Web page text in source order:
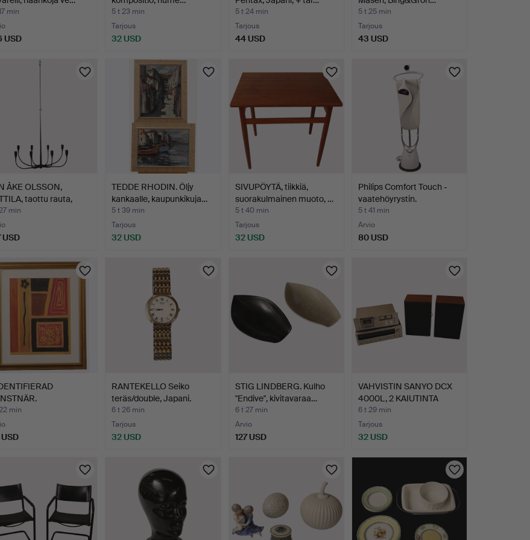
min
USD
5 t 23 min
Tarjous
32 USD
5 t 24 min
Tarjous
44 USD
5 t 25 min
Tarjous
43 USD
ÅKE OLSSON,
taottu rauta,
min
USD
TEDDE RHODIN. Öljy
kankaalle, kaupunkikuja…
5 t 39 min
Tarjous
32 USD
SIVUPÖYTÄ, tiikkiä,
suorakulmainen muoto, …
5 t 40 min
Tarjous
32 USD
Philips Comfort Touch -
vaatehöyrystin.
5 t 41 min
Arvio
80 USD
kom…
min
RANTEKELLO Seiko
teräs/double, Japani.
6 t 26 min
Tarjous
32 USD
STIG LINDBERG. Kulho
"Endive", kivitavaraa…
6 t 27 min
Arvio
127 USD
VAHVISTIN SANYO DCX
4000L, 2 KAIUTINTA
LUX…
6 t 29 min
Tarjous
32 USD